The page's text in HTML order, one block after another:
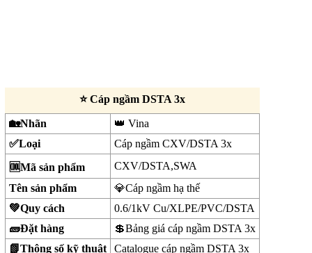
⭐ Cáp ngầm DSTA 3x
🏡Nhãn
👑 Vina
✅Loại
Cáp ngầm CXV/DSTA 3x
🆒Mã sản phẩm
CXV/DSTA,SWA
Tên sản phẩm
💎Cáp ngầm hạ thế
💚Quy cách
0.6/1kV Cu/XLPE/PVC/DSTA
🧱Đặt hàng
💲Bảng giá cáp ngầm DSTA 3x
📗Thông số kỹ thuật
Catalogue cáp ngầm DSTA 3x